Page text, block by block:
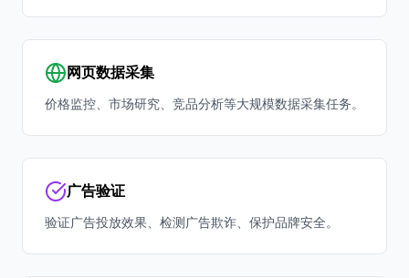
网页数据采集
价格监控、市场研究、竞品分析等大规模数据采集任务。
广告验证
验证广告投放效果、检测广告欺诈、保护品牌安全。